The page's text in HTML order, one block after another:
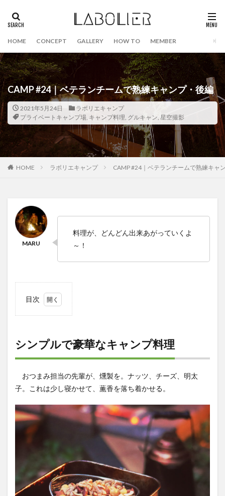
HOME CONCEPT GALLERY HOW TO MEMBER
CAMP #24｜ベテランチームで熟練キャンプ・後編
2021年5月24日
ラボリエキャンプ
プライベートキャンプ場, キャンプ料理, グルキャン, 星空撮影
HOME ラボリエキャンプ CAMP #24｜ベテランチームで熟練キャ
料理が、どんどん出来あがっていくよ
～！
目次
で豪
華な
キャ
料理
2
トド
アシ
アタ
まっ
たり
焚火
シンプルで豪華なキャンプ料理
おつまみ担当の先輩が、燻製を。ナッツ、チーズ、明太
子。これは少し寝かせて、薫香を落ち着かせる。